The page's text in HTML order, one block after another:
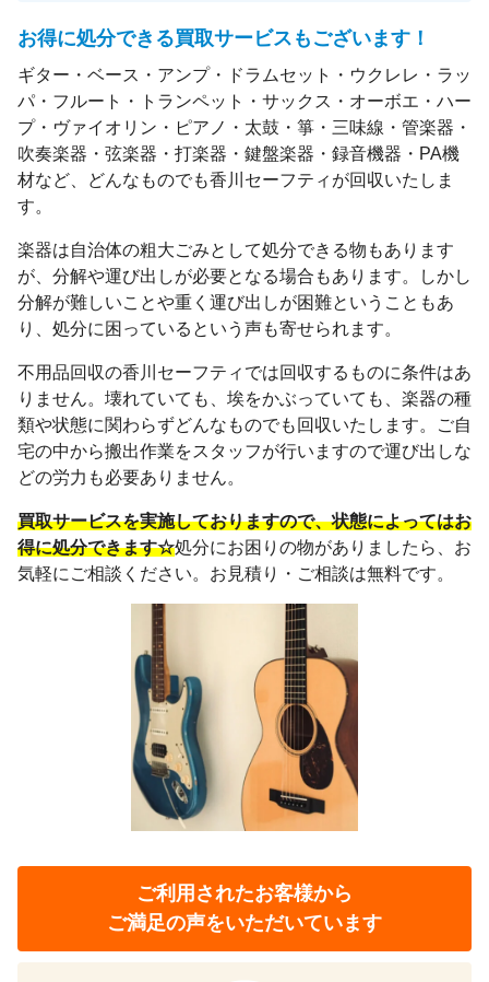
お得に処分できる買取サービスもございます！
ギター・ベース・アンプ・ドラムセット・ウクレレ・ラッ
パ・フルート・トランペット・サックス・オーボエ・ハー
プ・ヴァイオリン・ピアノ・太鼓・箏・三味線・管楽器・
吹奏楽器・弦楽器・打楽器・鍵盤楽器・録音機器・PA機
材など、どんなものでも香川セーフティが回収いたしま
す。
楽器は自治体の粗大ごみとして処分できる物もあります
が、分解や運び出しが必要となる場合もあります。しかし
分解が難しいことや重く運び出しが困難ということもあ
り、処分に困っているという声も寄せられます。
不用品回収の香川セーフティでは回収するものに条件はあ
りません。壊れていても、埃をかぶっていても、楽器の種
類や状態に関わらずどんなものでも回収いたします。ご自
宅の中から搬出作業をスタッフが行いますので運び出しな
どの労力も必要ありません。
買取サービスを実施しておりますので、状態によってはお
得に処分できます☆処分にお困りの物がありましたら、お
気軽にご相談ください。お見積り・ご相談は無料です。
ご利用されたお客様から
ご満足の声をいただいています